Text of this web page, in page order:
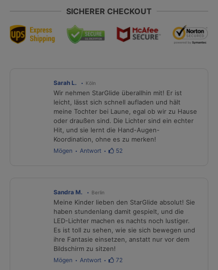
SICHERER CHECKOUT
Sarah L. Köln
Wir nehmen StarGlide überallhin mit! Er ist
leicht, lässt sich schnell aufladen und hält
meine Tochter bei Laune, egal ob wir zu Hause
oder draußen sind. Die Lichter sind ein echter
Hit, und sie lernt die Hand-Augen-
Koordination, ohne es zu merken!
Mögen Antwort 52
Sandra M. Berlin
Meine Kinder lieben den StarGlide absolut! Sie
haben stundenlang damit gespielt, und die
LED-Lichter machen es nachts noch lustiger.
Es ist toll zu sehen, wie sie sich bewegen und
ihre Fantasie einsetzen, anstatt nur vor dem
Bildschirm zu sitzen!
Mögen Antwort 72